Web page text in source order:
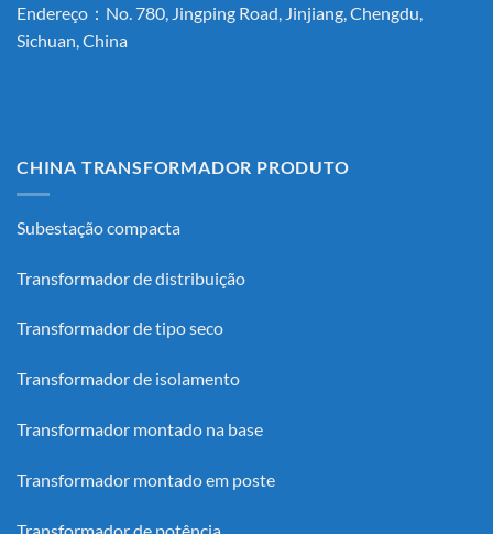
Endereço：No. 780, Jingping Road, Jinjiang, Chengdu,
Sichuan, China
CHINA TRANSFORMADOR PRODUTO
Subestação compacta
Transformador de distribuição
Transformador de tipo seco
Transformador de isolamento
Transformador montado na base
Transformador montado em poste
Transformador de potência